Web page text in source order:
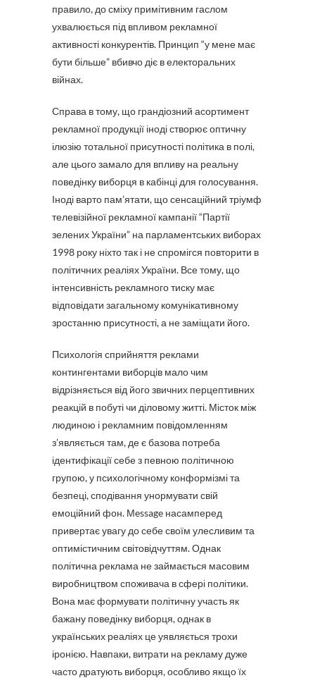
правило, до сміху примітивним гаслом
ухвалюється під впливом рекламної
активності конкурентів. Принцип “у мене має
бути більше” вбивчо діє в електоральних
війнах.
Справа в тому, що грандіозний асортимент
рекламної продукції іноді створює оптичну
ілюзію тотальної присутності політика в полі,
але цього замало для впливу на реальну
поведінку виборця в кабінці для голосування.
Іноді варто пам’ятати, що сенсаційний тріумф
телевізійної рекламної кампанії “Партії
зелених України” на парламентських виборах
1998 року ніхто так і не спромігся повторити в
політичних реаліях України. Все тому, що
інтенсивність рекламного тиску має
відповідати загальному комунікативному
зростанню присутності, а не заміщати його.
Психологія сприйняття реклами
контингентами виборців мало чим
відрізняється від його звичних перцептивних
реакцій в побуті чи діловому житті. Місток між
людиною і рекламним повідомленням
з’являється там, де є базова потреба
ідентифікації себе з певною політичною
групою, у психологічному конформізмі та
безпеці, сподівання унормувати свій
емоційний фон. Мessage насамперед
привертає увагу до себе своїм улесливим та
оптимістичним світовідчуттям. Однак
політична реклама не займається масовим
виробництвом споживача в сфері політики.
Вона має формувати політичну участь як
бажану поведінку виборця, однак в
українських реаліях це уявляється трохи
іронією. Навпаки, витрати на рекламу дуже
часто дратують виборця, особливо якщо їх